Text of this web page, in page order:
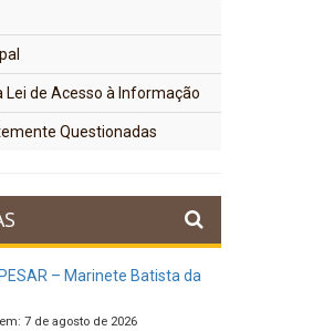
Lei de Acesso à Informação
Questionadas
PESAR – Marinete Batista da
7 de agosto de 2026